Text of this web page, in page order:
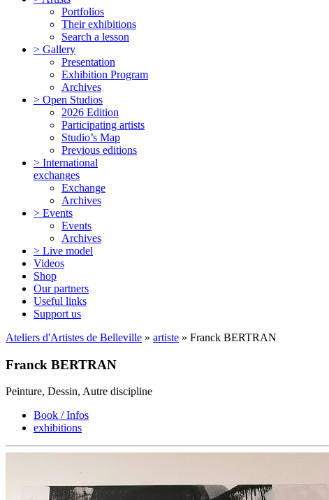
Portfolios
Their exhibitions
Search a lesson
> Gallery
Presentation
Exhibition Program
Archives
> Open Studios
2026 Edition
Participating artists
Studio’s Map
Previous editions
> International
exchanges
Exchange
Archives
> Events
Events
Archives
> Live model
Videos
Shop
Our partners
Useful links
Support us
Ateliers d'Artistes de Belleville » artiste » Franck BERTRAN
Franck BERTRAN
Peinture, Dessin, Autre discipline
Book / Infos
exhibitions